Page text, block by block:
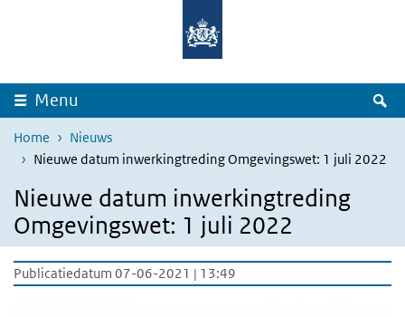
Overslaan en naar de inhoud gaan
Menu
Home
Nieuws
Nieuwe datum inwerkingtreding Omgevingswet: 1 juli 2022
Nieuwe datum inwerkingtreding
Omgevingswet: 1 juli 2022
Publicatiedatum 07-06-2021 | 13:49